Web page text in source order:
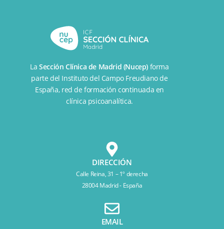
LaSección Clínica de Madrid (Nucep) forma
parte del Instituto del Campo Freudiano de
España, red de formación continuada en
clínica psicoanalítica.
DIRECCIÓN
Calle Reina, 31 – 1º derecha
28004 Madrid - España
EMAIL